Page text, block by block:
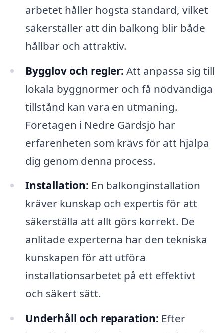
arbetet håller högsta standard, vilket
säkerställer att din balkong blir både
hållbar och attraktiv.
Bygglov och regler: Att anpassa sig till
lokala byggnormer och få nödvändiga
tillstånd kan vara en utmaning.
Företagen i Nedre Gärdsjö har
erfarenheten som krävs för att hjälpa
dig genom denna process.
Installation: En balkonginstallation
kräver kunskap och expertis för att
säkerställa att allt görs korrekt. De
anlitade experterna har den tekniska
kunskapen för att utföra
installationsarbetet på ett effektivt
och säkert sätt.
Underhåll och reparation: Efter